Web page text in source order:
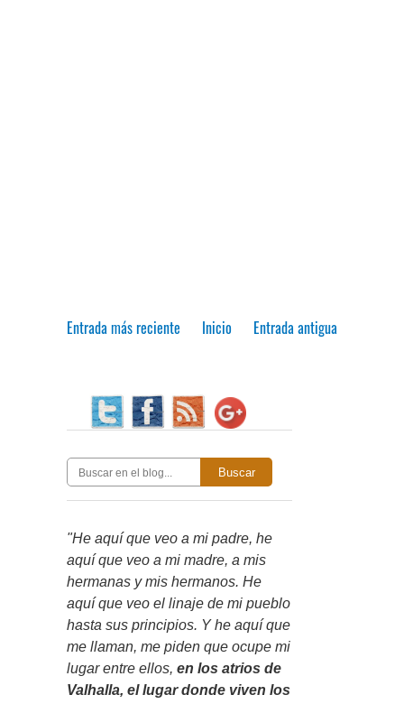
Entrada más reciente Entrada antigua
Inicio
Buscar
"He aquí que veo a mi padre, he
aquí que veo a mi madre, a mis
hermanas y mis hermanos. He
aquí que veo el linaje de mi pueblo
hasta sus principios. Y he aquí que
me llaman, me piden que ocupe mi
lugar entre ellos, en los atrios de
Valhalla, el lugar donde viven los